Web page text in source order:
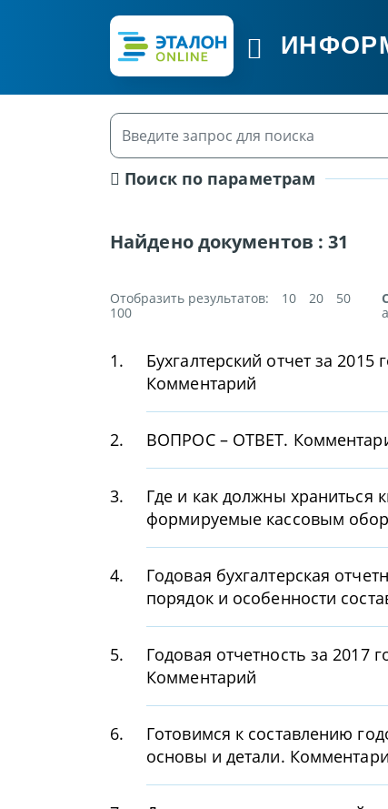
Поиск по параметрам
Найдено документов :31
Отобразить результатов: 10 20
50
100
1.
Бухгалтерский отчет за
Комментарий
2. ВОПРОС – ОТВЕТ.
3.
Где и как должны храниться
формируемые кассовым
4.
Годовая бухгалтерская
порядок и особенности
5.
Годовая отчетность за 2017
Комментарий
6.
Готовимся к составлению
основы и детали.